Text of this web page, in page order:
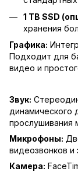
1 TB SSD
хранения
Графика:
Подходит для
видео и
Звук:
динамического
прослушивания
Микрофоны:
видеозвонков и
Камера: